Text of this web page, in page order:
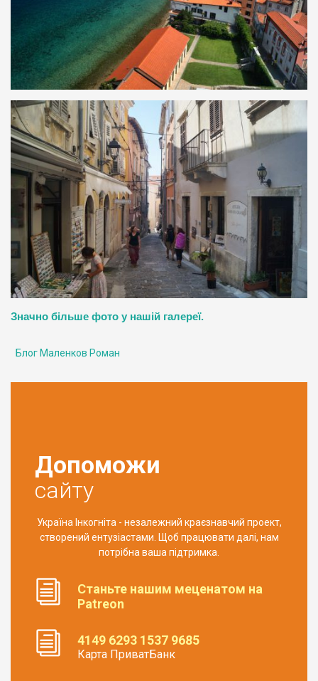
Значно більше фото у нашій галереї.
Блог Маленков Роман
Допоможи
сайту
Україна Інкогніта - незалежний краєзнавчий проект,
створений ентузіастами. Щоб працювати далі, нам
потрібна ваша підтримка.
Станьте нашим меценатом на
Patreon
4149 6293 1537 9685
Карта ПриватБанк